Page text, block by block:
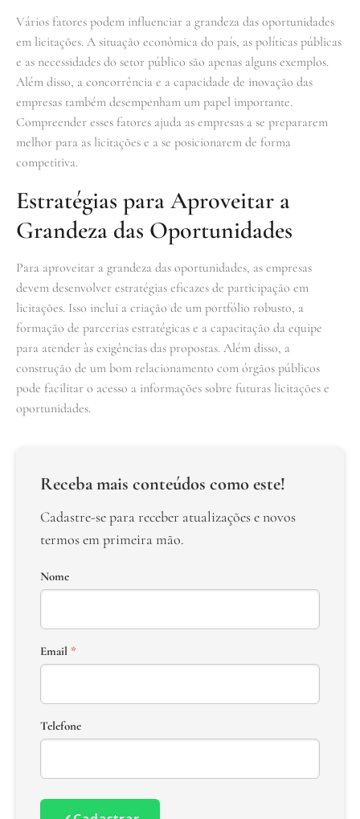
Vários fatores podem influenciar a grandeza das oportunidades
em licitações. A situação econômica do país, as políticas públicas
e as necessidades do setor público são apenas alguns exemplos.
Além disso, a concorrência e a capacidade de inovação das
empresas também desempenham um papel importante.
Compreender esses fatores ajuda as empresas a se prepararem
melhor para as licitações e a se posicionarem de forma
competitiva.
Estratégias para Aproveitar a
Grandeza das Oportunidades
Para aproveitar a grandeza das oportunidades, as empresas
devem desenvolver estratégias eficazes de participação em
licitações. Isso inclui a criação de um portfólio robusto, a
formação de parcerias estratégicas e a capacitação da equipe
para atender às exigências das propostas. Além disso, a
construção de um bom relacionamento com órgãos públicos
pode facilitar o acesso a informações sobre futuras licitações e
oportunidades.
Receba mais conteúdos como este!
Cadastre-se para receber atualizações e novos
termos em primeira mão.
Nome
Email *
Telefone